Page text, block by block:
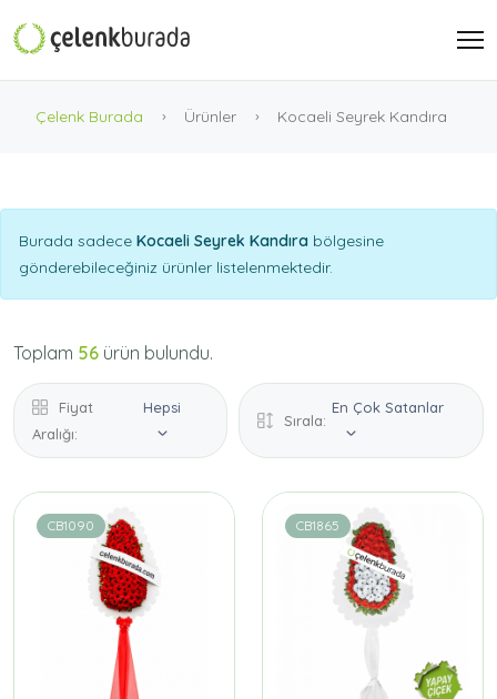
Çelenk Burada Ürünler Kocaeli Seyrek Kandıra
Burada sadece Kocaeli Seyrek Kandıra bölgesine
gönderebileceğiniz ürünler listelenmektedir.
Toplam 56 ürün bulundu.
Fiyat
Aralığı:
Hepsi
Sırala:
En Çok Satanlar
CB1090 CB1865